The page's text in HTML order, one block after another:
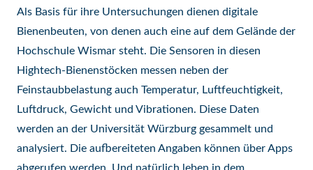
Als Basis für ihre Untersuchungen dienen digitale
Bienenbeuten, von denen auch eine auf dem Gelände der
Hochschule Wismar steht. Die Sensoren in diesen
Hightech-Bienenstöcken messen neben der
Feinstaubbelastung auch Temperatur, Luftfeuchtigkeit,
Luftdruck, Gewicht und Vibrationen. Diese Daten
werden an der Universität Würzburg gesammelt und
analysiert. Die aufbereiteten Angaben können über Apps